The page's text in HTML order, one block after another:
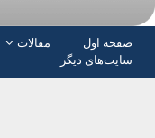
صفحە اول مقالات
سایت‌های دیگر